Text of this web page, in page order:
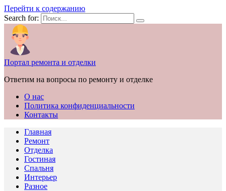
Перейти к содержанию
Search for:
Портал ремонта и отделки
Ответим на вопросы по ремонту и отделке
О нас
Политика конфиденциальности
Контакты
Главная
Ремонт
Отделка
Гостиная
Спальня
Интерьер
Разное